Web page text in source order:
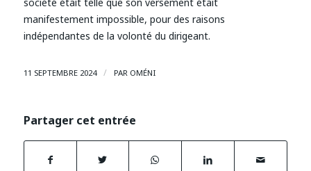
manifestement impossible, pour des raisons
indépendantes de la volonté du dirigeant.
11 SEPTEMBRE 2024 / PAR OMÉNI
Partager cet entrée